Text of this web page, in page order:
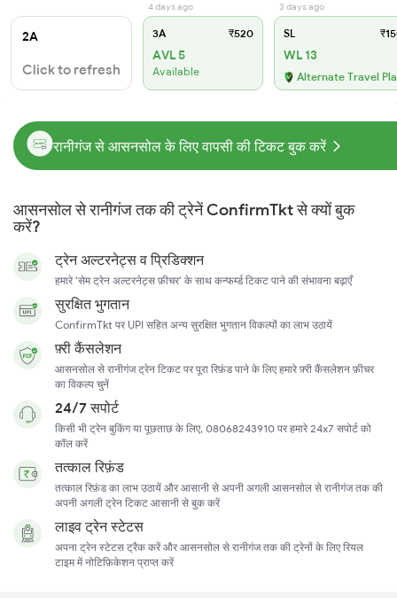
2A
Click to refresh
4 days ago
3A ₹520
AVL 5
Available
3 days ago
SL
WL 13
Alternate Travel
रानीगंज से आसनसोल के लिए वापसी की टिकट बुक करें
आसनसोल से रानीगंज तक की ट्रेनें ConfirmTkt से क्यों बुक
करें?
ट्रेन अल्टरनेट्स व प्रिडिक्शन
हमारे 'सेम ट्रेन अल्टरनेट्स फ़ीचर' के साथ कन्फर्म्ड टिकट पाने की संभावना बढ़ाएँ
सुरक्षित भुगतान
ConfirmTkt पर UPI सहित अन्य सुरक्षित भुगतान विकल्पों का लाभ उठायें
फ़्री कैंसलेशन
आसनसोल से रानीगंज ट्रेन टिकट पर पूरा रिफ़ंड पाने के लिए हमारे फ़्री कैंसलेशन फ़ीचर
का विकल्प चुनें
24/7 सपोर्ट
किसी भी ट्रेन बुकिंग या पूछताछ के लिए, 08068243910 पर हमारे 24x7 सपोर्ट को
कॉल करें
तत्काल रिफ़ंड
तत्काल रिफ़ंड का लाभ उठायें और आसानी से अपनी अगली आसनसोल से रानीगंज तक की
अपनी अगली ट्रेन टिकट आसानी से बुक करें
लाइव ट्रेन स्टेटस
अपना ट्रेन स्टेटस ट्रैक करें और आसनसोल से रानीगंज तक की ट्रेनों के लिए रियल
टाइम में नोटिफ़िकेशन प्राप्त करें